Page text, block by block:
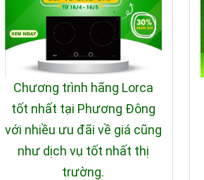
Chương trình hãng Lorca
tốt nhất tại Phương Đông
với nhiều ưu đãi về giá cũng
như dịch vụ tốt nhất thị
trường.